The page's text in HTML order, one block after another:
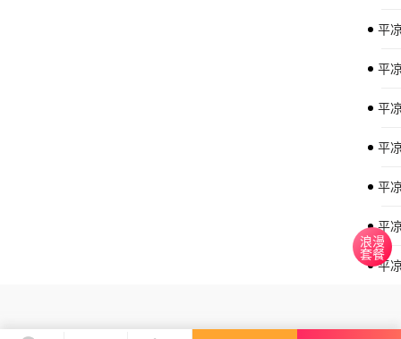
平
平
平
平
平
平
平
浪漫
套餐